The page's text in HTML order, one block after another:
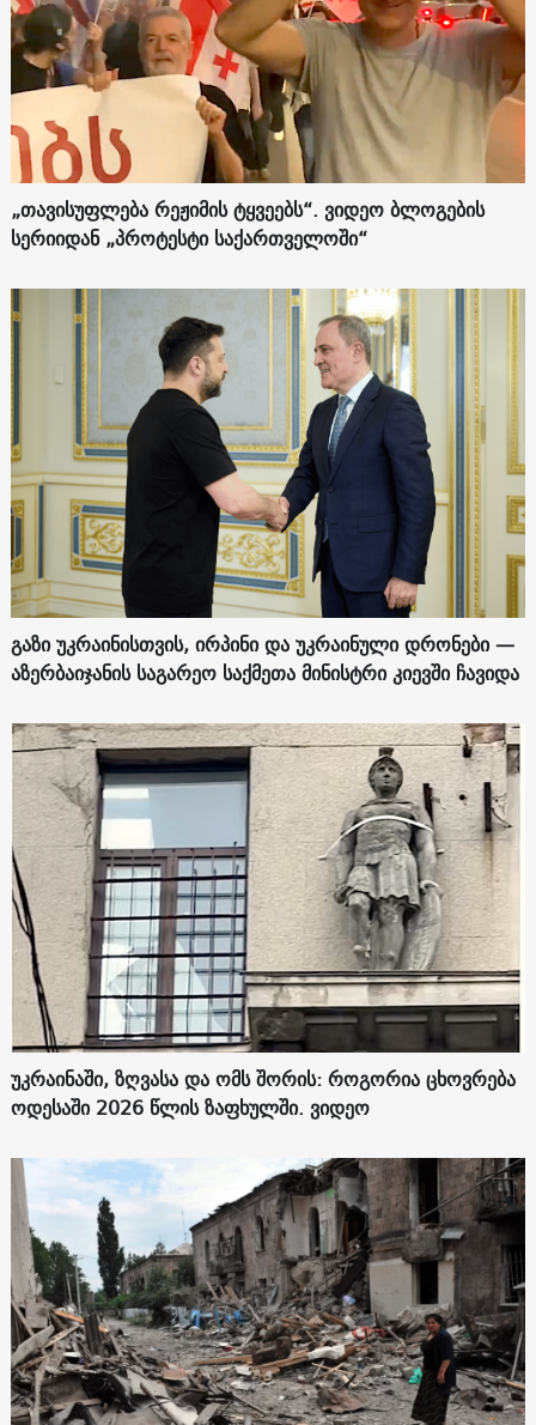
„თავისუფლება რეჟიმის ტყვეებს“. ვიდეო ბლოგების
სერიიდან „პროტესტი საქართველოში“
გაზი უკრაინისთვის, ირპინი და უკრაინული დრონები —
აზერბაიჯანის საგარეო საქმეთა მინისტრი კიევში ჩავიდა
უკრაინაში, ზღვასა და ომს შორის: როგორია ცხოვრება
ოდესაში 2026 წლის ზაფხულში. ვიდეო